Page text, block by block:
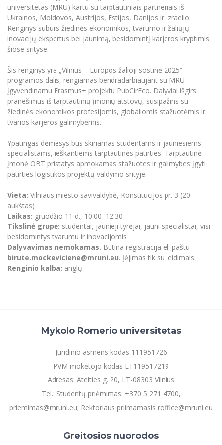
Universiteto teatras
MRU pop vokalinis ansamblis (vadovas Artūras
Novikas)
Neformaliuoju ir (ar) savišvietos būdu įgytų
kompetencijų vertinimas ir pripažinimas
Studijų organizavimas
Erasmus+ mobilumas praktikoms (SMP)
Kitos galimybės
Partnerystės
Azijos centras
Vilniaus Karaliaus Sedžiongo institutas
Frankofoniškų šalių studijų centras
Emocinė gerovė
Mokslo laboratorijos
Žmogaus, aplinkos ir technologijų (HET)
Projektai
Akademinė leidyba
Mokymų LAB
Kasmetiniai mokslo renginiai
Veiklos dokumentai
Akademinė etika
Universiteto simbolika
Atributika
Naujienos
Tarptautiškumas
Studentams
Studentams
Darbuotojams
Partnerystės
Azijos centras
Vilniaus Karaliaus Sedžiongo institutas
Frankofoniškų šalių studijų centras
Darbuotojams
Partnerystės
Azijos centras
Vilniaus Karaliaus Sedžiongo institutas
Frankofoniškų šalių studijų centras
Darnus vystymasis
Privatumo politika
Negalia ir individualieji poreikiai
Viešai skelbiama informacija
Parama Ukrainai
Civilinė sauga
Sūduvos akademija
Tinklalaidės
Bakalauro studijos
Magistrantūros studijos
Švietimo ir kultūros vadovų MPA
Teisės LL.M.
Papildomosios studijos
Pedagogų rengimas
Doktorantūros studijos
Profesinės bakalauro studijos
Personalo valdymo centras
Privačių interesų deklaravimas
Informacija naujiems darbuotojams
Studijų tvarkaraštis
Informacinė sistema "Studijos"
Darbuotojų elektroninis paštas
Daugiafaktorinė autentifikacija universiteto
darbuotojams (MFA)
eDVS
Microsoft Office 365
MRU mobilios programėlės
Pagalbos sistema
Profesinė sąjunga
universitetas (MRU) kartu su tarptautiniais partneriais iš
Ukrainos, Moldovos, Austrijos, Estijos, Danijos ir Izraelio.
Renginys suburs žiedinės ekonomikos, tvarumo ir žaliųjų
inovacijų ekspertus bei jaunimą, besidomintį karjeros kryptimis
šiose srityse.
Šis renginys yra „Vilnius – Europos žalioji sostinė 2025“
programos dalis, rengiamas bendradarbiaujant su MRU
įgyvendinamu Erasmus+ projektu PubCirEco. Dalyviai išgirs
pranešimus iš tarptautinių įmonių atstovų, susipažins su
žiedinės ekonomikos profesijomis, globaliomis stažuotėmis ir
tvarios karjeros galimybėmis.
Ypatingas dėmesys bus skiriamas studentams ir jauniesiems
specialistams, ieškantiems tarptautinės patirties. Tarptautinė
įmonė OBT pristatys apmokamas stažuotes ir galimybes įgyti
patirties logistikos projektų valdymo srityje.
Vieta: Vilniaus miesto savivaldybė, Konstitucijos pr. 3 (20
aukštas)
Laikas: gruodžio 11 d., 10:00–12:30
Tikslinė grupė: studentai, jaunieji tyrėjai, jauni specialistai, visi
besidomintys tvarumu ir inovacijomis
Dalyvavimas nemokamas. Būtina registracija el. paštu
birute.mockeviciene@mruni.eu. Įėjimas tik su leidimais.
Renginio kalba: anglų
Mykolo Romerio universitetas
Juridinio asmens kodas 111951726
PVM mokėtojo kodas LT119517219
Adresas: Ateities g. 20, LT-08303 Vilnius
Tel.: Studentų priėmimas: +370 5 271 4700,
priemimas@mruni.eu; Rektoriaus priimamasis roffice@mruni.eu
Greitosios nuorodos